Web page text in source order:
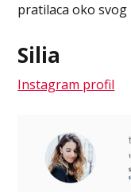
pratilaca oko svog
Silia
Instagram profil